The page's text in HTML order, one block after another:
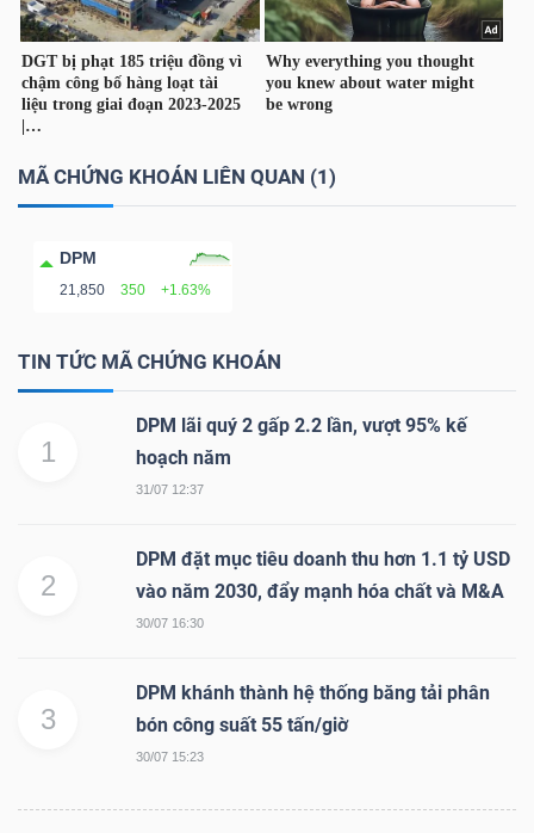
MÃ CHỨNG KHOÁN LIÊN QUAN (1)
DPM
21,850 350 +1.63%
TIN TỨC MÃ CHỨNG KHOÁN
1
DPM lãi quý 2 gấp 2.2 lần, vượt 95% kế
hoạch năm
31/07 12:37
2
DPM đặt mục tiêu doanh thu hơn 1.1 tỷ USD
vào năm 2030, đẩy mạnh hóa chất và M&A
30/07 16:30
3
DPM khánh thành hệ thống băng tải phân
bón công suất 55 tấn/giờ
30/07 15:23
CHÍNH
CÁ
NHÂN
PHÂN
VIETSTOCKFINANCE
VĨ